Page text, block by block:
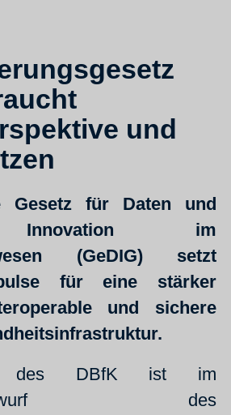
und
Gesetz für Daten und
im
(GeDIG) setzt
für eine stärker
und sichere
des DBfK ist im
des